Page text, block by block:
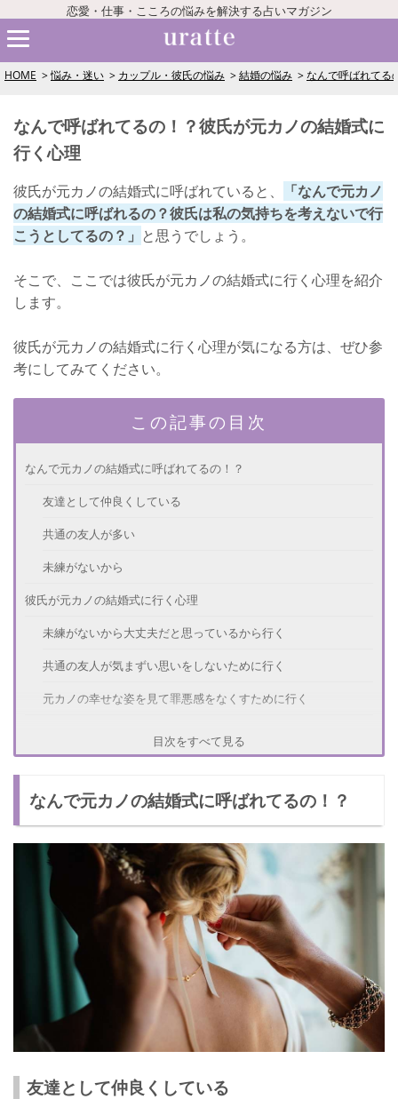
恋愛・仕事・こころの悩みを解決する占いマガジン
HOME 悩み・迷い カップル・彼氏の悩み 結婚の悩み なんで呼ばれてる
なんで呼ばれてるの！？彼氏が元カノの結婚式に
行く心理
彼氏が元カノの結婚式に呼ばれていると、
「なんで元カノ
の結婚式に呼ばれるの？彼氏は私の気持ちを考えないで行
こうとしてるの？」 と思うでしょう。
そこで、ここでは彼氏が元カノの結婚式に行く心理を紹介
します。
彼氏が元カノの結婚式に行く心理が気になる方は、ぜひ参
考にしてみてください。
この記事の目次
なんで元カノの結婚式に呼ばれてるの！？
友達として仲良くしている
共通の友人が多い
未練がないから
彼氏が元カノの結婚式に行く心理
未練がないから大丈夫だと思っているから行く
共通の友人が気まずい思いをしないために行く
元カノの幸せな姿を見て罪悪感をなくすために行く
共通の友人に説得してもらう
結婚式の日に大事な予定を入れる
彼氏が元カノに結婚式に呼ばれたエピソード
誘う元カノも行こうとする彼氏もありえない！
目次をすべて見る
なんで元カノの結婚式に呼ばれてるの！？
友達として仲良くしている